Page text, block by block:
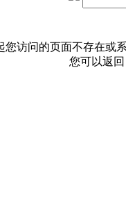
您访问的页面不存在或
您可以返